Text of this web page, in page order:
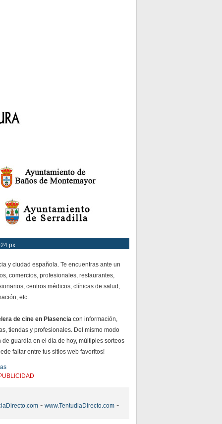
px
y ciudad española. Te encuentras ante un
comercios, profesionales, restaurantes,
centros médicos, clínicas de salud,
etc.
de cine en Plasenciacon información,
tiendas y profesionales. Del mismo modo
guardia en el día de hoy, múltiples sorteos
faltar entre tus sitios web favoritos!
- www.TentudiaDirecto.com -